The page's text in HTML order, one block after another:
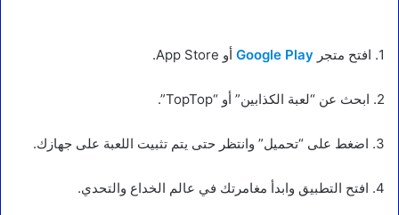
1. افتح متجر Google Play أو App Store.
2. ابحث عن “لعبة الكذابين” أو “TopTop”.
3. اضغط على “تحميل” وانتظر حتى يتم تثبيت اللعبة على جهازك.
4. افتح التطبيق وابدأ مغامرتك في عالم الخداع والتحدي.